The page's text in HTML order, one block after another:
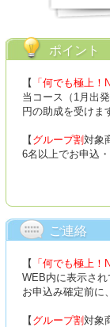
ポイント
【 「何でも極上！
当コース（1月出
円の助成を受けま
【 グループ割対象
6名以上でお申込
ご連絡
【 「何でも極上！
WEB内に表示され
お申込み確定前に
【 グループ割対象